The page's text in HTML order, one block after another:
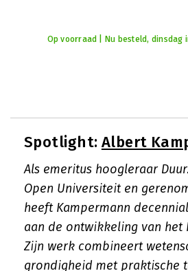
Op voorraad | Nu besteld, dinsdag
Spotlight: Albert
Als emeritus hoogleraar
Open Universiteit en
heeft Kampermann
aan de ontwikkeling van het
Zijn werk combineert
grondigheid met praktische